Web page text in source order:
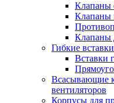
Клапаны
Клапаны
Гибкие
Вставки
Всасывающие
вентиляторов
Корпусы для